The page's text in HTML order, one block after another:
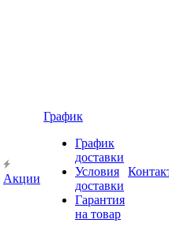
Акции
График
График
доставки
Условия
доставки
Гарантия
на товар